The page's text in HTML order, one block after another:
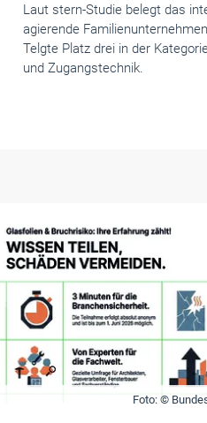
Laut stern-Studie belegt das
agierende
Telgte Platz drei in der
und Zugangstechnik.
Foto: ©